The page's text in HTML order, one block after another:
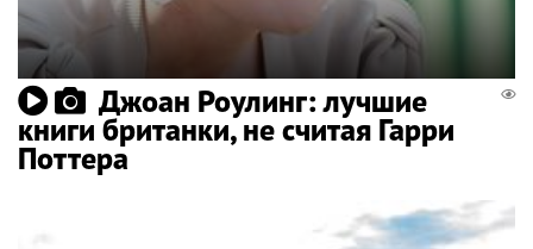
Джоан Роулинг: лучшие
книги британки, не считая Гарри
Поттера